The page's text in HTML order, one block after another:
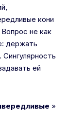
кони
не как
держать
Сингулярность
ей
»